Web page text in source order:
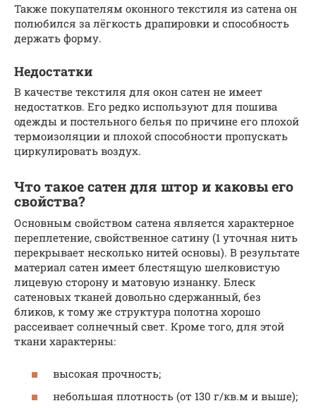
Также покупателям оконного текстиля из сатена он
полюбился за лёгкость драпировки и способность
держать форму.
Недостатки
В качестве текстиля для окон сатен не имеет
недостатков. Его редко используют для пошива
одежды и постельного белья по причине его плохой
термоизоляции и плохой способности пропускать
циркулировать воздух.
Что такое сатен для штор и каковы его
свойства?
Основным свойством сатена является характерное
переплетение, свойственное сатину (1 уточная нить
перекрывает несколько нитей основы). В результате
материал сатен имеет блестящую шелковистую
лицевую сторону и матовую изнанку. Блеск
сатеновых тканей довольно сдержанный, без
бликов, к тому же структура полотна хорошо
рассеивает солнечный свет. Кроме того, для этой
ткани характерны:
высокая прочность;
небольшая плотность (от 130 г/кв.м и выше);